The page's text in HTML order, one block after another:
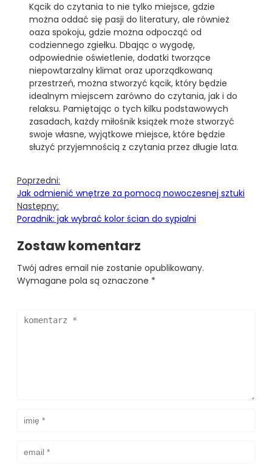
Kącik do czytania to nie tylko miejsce, gdzie
można oddać się pasji do literatury, ale również
oaza spokoju, gdzie można odpocząć od
codziennego zgiełku. Dbając o wygodę,
odpowiednie oświetlenie, dodatki tworzące
niepowtarzalny klimat oraz uporządkowaną
przestrzeń, można stworzyć kącik, który będzie
idealnym miejscem zarówno do czytania, jak i do
relaksu. Pamiętając o tych kilku podstawowych
zasadach, każdy miłośnik książek może stworzyć
swoje własne, wyjątkowe miejsce, które będzie
służyć przyjemnością z czytania przez długie lata.
Poprzedni:
Jak odmienić wnętrze za pomocą nowoczesnej sztuki
Następny:
Poradnik: jak wybrać kolor ścian do sypialni
Zostaw komentarz
Twój adres email nie zostanie opublikowany.
Wymagane pola są oznaczone *